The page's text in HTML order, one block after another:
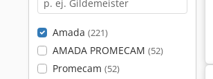
Amada (221)
AMADA PROMECAM (52)
Promecam (52)